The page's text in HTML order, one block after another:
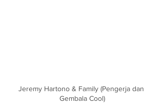
Jeremy Hartono & Family (Pengerja dan
Gembala Cool)